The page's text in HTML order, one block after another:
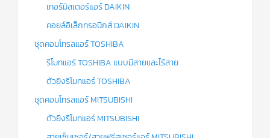
เทอร์มิสเตอร์แอร์ DAIKIN
คอยล์อิเล็กทรอนิกส์ DAIKIN
ชุดคอนโทรลแอร์ TOSHIBA
รีโมทแอร์ TOSHIBA แบบมีสายและไร้สาย
ตัวยิงรีโมทแอร์ TOSHIBA
ชุดคอนโทรลแอร์ MITSUBISHI
ตัวยิงรีโมทแอร์ MITSUBISHI